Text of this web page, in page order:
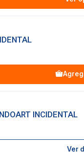
INCIDENTAL
Ver